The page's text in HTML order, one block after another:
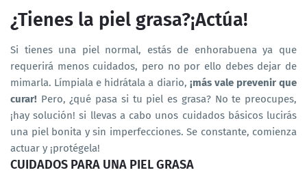
¿Tienes la piel grasa?¡Actúa!
Si tienes una piel normal, estás de enhorabuena ya que
requerirá menos cuidados, pero no por ello debes dejar de
mimarla. Límpiala e hidrátala a diario, ¡más vale prevenir que
curar! Pero, ¿qué pasa si tu piel es grasa? No te preocupes,
¡hay solución! si llevas a cabo unos cuidados básicos lucirás
una piel bonita y sin imperfecciones. Se constante, comienza
actuar y ¡protégela!
CUIDADOS PARA UNA PIEL GRASA